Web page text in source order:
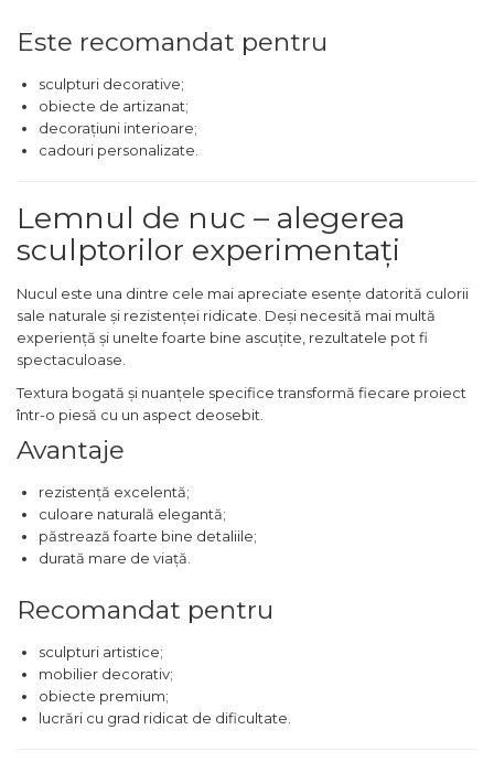
Ciocane Rotopercutoare &
Plus
Flex & Polizor Unghiular,
Suporti & Discuri
Pompe, Turbojet, Aparate &
Masini de Frezat Verticale
Masini de Taiat / Frezat
Caneluri
Masina de tuns oi
profesionala
Pistoale de Vopsit
Letcoane & Consumabile
Pistol de lipit si accesorii
Suflante cu Aer Cald
Pietre si polizoare de banc
profesionale
Masina de gaurit cu coloana
verticala / profesionala
Electropalan & Scripete
Suport Bormasina
Priza & prelungitoare
electrice
Este recomandat pentru
sculpturi decorative;
obiecte de artizanat;
decorațiuni interioare;
cadouri personalizate.
Lemnul de nuc – alegerea
sculptorilor experimentați
Nucul este una dintre cele mai apreciate esențe datorită culorii
sale naturale și rezistenței ridicate. Deși necesită mai multă
experiență și unelte foarte bine ascuțite, rezultatele pot fi
spectaculoase.
Textura bogată și nuanțele specifice transformă fiecare proiect
într-o piesă cu un aspect deosebit.
Avantaje
rezistență excelentă;
culoare naturală elegantă;
păstrează foarte bine detaliile;
durată mare de viață.
Recomandat pentru
sculpturi artistice;
mobilier decorativ;
obiecte premium;
lucrări cu grad ridicat de dificultate.